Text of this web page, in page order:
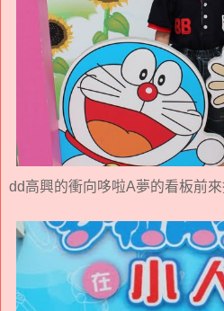
dd高興的衝向哆啦A夢的看板前